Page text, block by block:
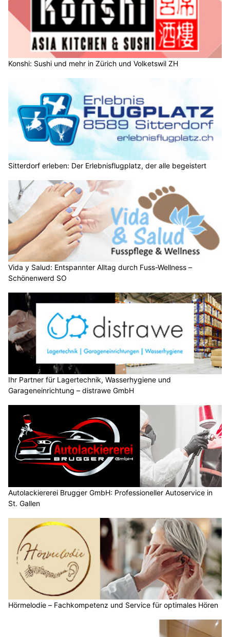
Konshi: Sushi und mehr in Zürich und Volketswil ZH
Sitterdorf erleben: Der Erlebnisflugplatz, der alle begeistert
Vida y Salud: Entspannter Alltag durch Fuss-Wellness –
Schönenwerd SO
Ihr Partner für Lagertechnik, Wasserhygiene und
Garageneinrichtung – distrawe GmbH
Autolackiererei Brugger GmbH: Professioneller Autoservice in
St. Gallen
Hörmelodie – Fachkompetenz und Service für optimales Hören